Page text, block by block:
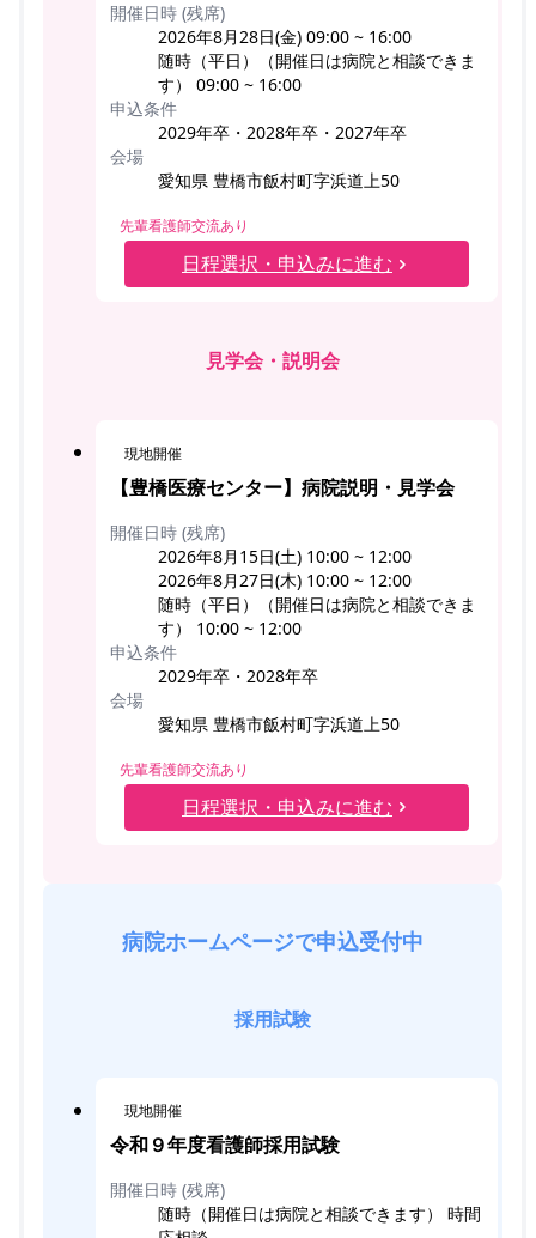
開催日時 (残席)
2026年8月28日(金) 09:00 ~ 16:00
随時（平日）（開催日は病院と相談できま
す） 09:00 ~ 16:00
申込条件
2029年卒・2028年卒・2027年卒
会場
愛知県 豊橋市飯村町字浜道上50
先輩看護師交流あり
日程選択・申込みに進む
見学会・説明会
現地開催
【豊橋医療センター】病院説明・見学会
開催日時 (残席)
2026年8月15日(土) 10:00 ~ 12:00
2026年8月27日(木) 10:00 ~ 12:00
随時（平日）（開催日は病院と相談できま
す） 10:00 ~ 12:00
申込条件
2029年卒・2028年卒
会場
愛知県 豊橋市飯村町字浜道上50
先輩看護師交流あり
日程選択・申込みに進む
病院ホームページで申込受付中
採用試験
現地開催
令和９年度看護師採用試験
開催日時 (残席)
随時（開催日は病院と相談できます） 時間